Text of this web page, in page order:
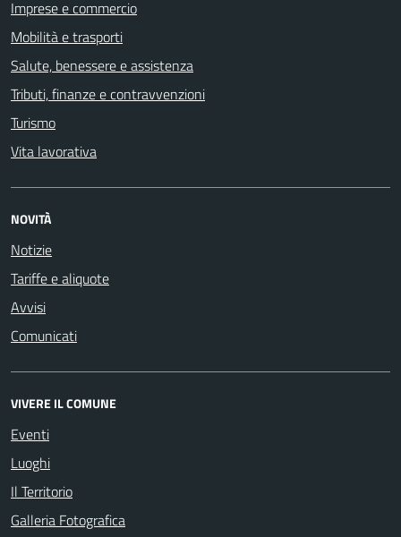
Imprese e commercio
Mobilità e trasporti
Salute, benessere e assistenza
Tributi, finanze e contravvenzioni
Turismo
Vita lavorativa
NOVITÀ
Notizie
Tariffe e aliquote
Avvisi
Comunicati
VIVERE IL COMUNE
Eventi
Luoghi
Il Territorio
Galleria Fotografica